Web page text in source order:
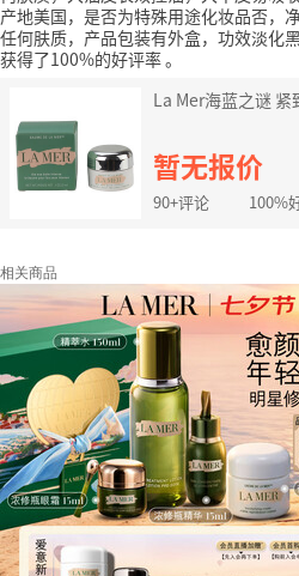
产地美国，是否为特殊用途化妆品否，
任何肤质，产品包装有外盒，功效淡化黑
获得了100%的好评率。
La Mer海蓝之谜
暂无报价
90+评论 100%
相关商品